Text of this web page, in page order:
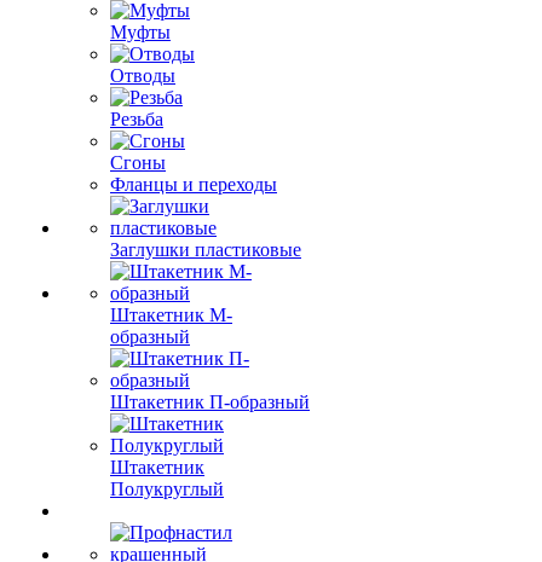
Муфты
Отводы
Резьба
Сгоны
Фланцы и переходы
Заглушки пластиковые
Штакетник М-
образный
Штакетник П-образный
Штакетник
Полукруглый